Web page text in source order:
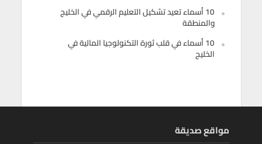
10 أسماء تعيد تشكيل التعليم الرقمي في الخليج
والمنطقة
10 أسماء في قلب ثورة التكنولوجيا المالية في
الخليج
مواقع صديقة